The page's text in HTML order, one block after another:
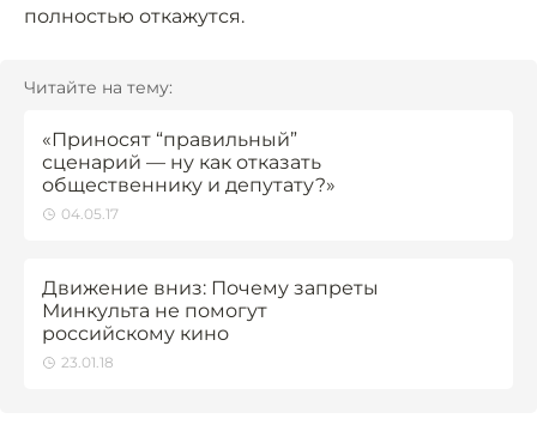
полностью откажутся.
Читайте на тему:
«Приносят “правильный”
сценарий — ну как отказать
общественнику и депутату?»
04.05.17
Движение вниз: Почему запреты
Минкульта не помогут
российскому кино
23.01.18